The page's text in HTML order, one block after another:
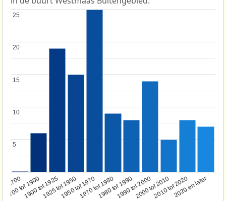
1700
1700 tot 1900
1900 tot 19251925 tot 19501950 tot 19701970 tot 19801980 tot 19901990 tot 20002000 tot 20102010 tot 20202020 en later
5
5
10
10
15
15
20
20
25
25